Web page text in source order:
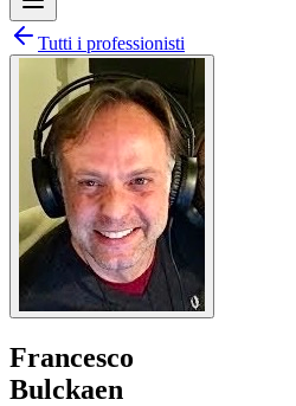
Tutti i professionisti
Francesco
Bulckaen